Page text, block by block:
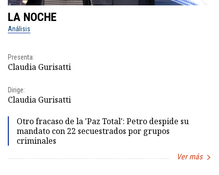
LA NOCHE
Análisis
Presenta:
Claudia Gurisatti
Dirige:
Claudia Gurisatti
Otro fracaso de la 'Paz Total': Petro despide su
mandato con 22 secuestrados por grupos
criminales
Ver más